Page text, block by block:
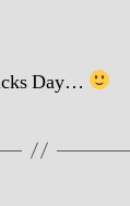
Day…